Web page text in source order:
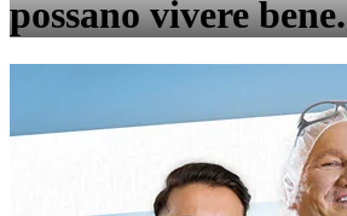
possano vivere bene.